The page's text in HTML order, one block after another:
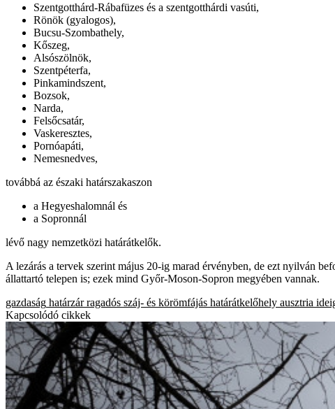
Szentgotthárd-Rábafüzes és a szentgotthárdi vasúti,
Rönök (gyalogos),
Bucsu-Szombathely,
Kőszeg,
Alsószölnök,
Szentpéterfa,
Pinkamindszent,
Bozsok,
Narda,
Felsőcsatár,
Vaskeresztes,
Pornóapáti,
Nemesnedves,
továbbá az északi határszakaszon
a Hegyeshalomnál és
a Sopronnál
lévő nagy nemzetközi határátkelők.
A lezárás a tervek szerint május 20-ig marad érvényben, de ezt nyilván
állattartó telepen is; ezek mind Győr-Moson-Sopron megyében vannak.
gazdaság határzár ragadós száj- és körömfájás határátkelőhely ausztria
Kapcsolódó cikkek